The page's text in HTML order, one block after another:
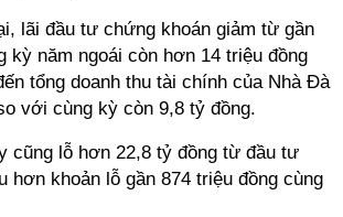
lãi đầu tư chứng khoán giảm từ gần
kỳ năm ngoái còn hơn 14 triệu đồng
tổng doanh thu tài chính của Nhà Đà
với cùng kỳ còn 9,8 tỷ đồng.
cũng lỗ hơn 22,8 tỷ đồng từ đầu tư
hơn khoản lỗ gần 874 triệu đồng cùng